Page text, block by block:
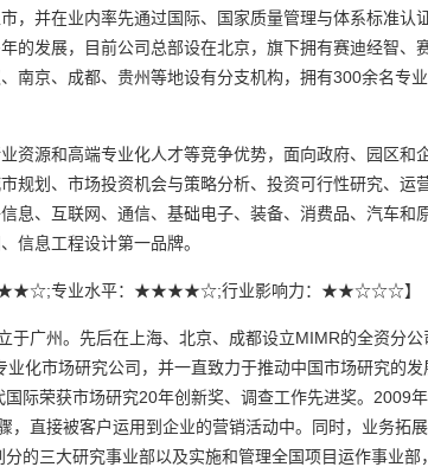
并在业内率先通过国际、国家质量管理与体系标准认
的发展，目前公司总部设在北京，旗下拥有赛迪经智、
南京、成都、贵州等地设有分支机构，拥有300余名专
源和高端专业化人才等竞争优势，面向政府、园区和
规划、市场投资机会与策略分析、投资可行性研究、运
息、互联网、通信、基础电子、装备、消费品、汽车和
信息工程设计第一品牌。
专业水平：★★★★☆;行业影响力：★★☆☆☆】
广州。先后在上海、北京、成都设立MIMR的全资分公
化市场研究公司，并一直致力于推动中国市场研究的
际荣获市场研究20年创新奖、调查工作先进奖。2009
，直接被客户运用到企业的营销活动中。同时，业务拓
的三大研究事业部以及实施和管理全国项目运作事业